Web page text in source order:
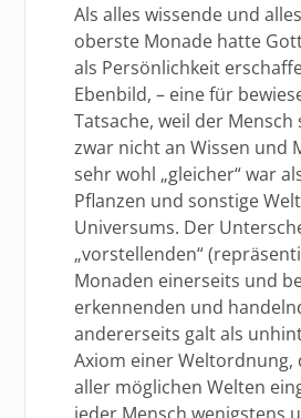
Als alles wissende und
oberste Monade hatte
als Persönlichkeit
Ebenbild, – eine für
Tatsache, weil der
zwar nicht an Wissen und
sehr wohl „gleicher“ war
Pflanzen und sonstige
Universums. Der
„vorstellenden“
Monaden einerseits und
erkennenden und
andererseits galt als
Axiom einer Weltordnung,
aller möglichen Welten
jeder Mensch wenigstens